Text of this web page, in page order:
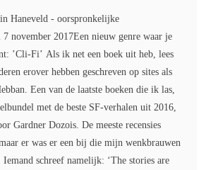
Haneveld - oorspronkelijke
november 2017Een nieuw genre waar je
’Cli-Fi’ Als ik net een boek uit heb, lees
erover hebben geschreven op sites als
Een van de laatste boeken die ik las,
met de beste SF-verhalen uit 2016,
Gardner Dozois. De meeste recensies
er was er een bij die mijn wenkbrauwen
Iemand schreef namelijk: ‘The stories are